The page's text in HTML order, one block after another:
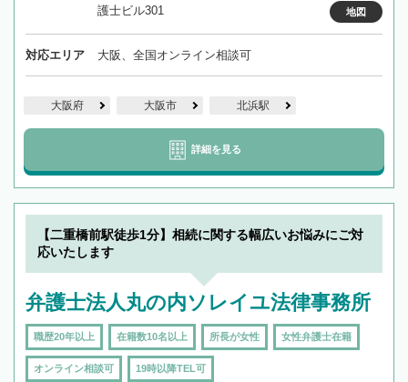
護士ビル301
地図
対応エリア 大阪、全国オンライン相談可
大阪府 大阪市 北浜駅
詳細を見る
【二重橋前駅徒歩1分】相続に関する幅広いお悩みにご対
応いたします
弁護士法人丸の内ソレイユ法律事務所
職歴20年以上 在籍数10名以上 所長が女性 女性弁護士在籍
オンライン相談可 19時以降TEL可